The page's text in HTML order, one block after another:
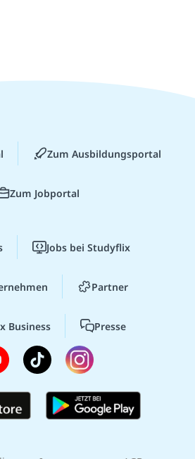
Zum Ausbildungsportal
Zum Jobportal
Jobs bei Studyflix
Partner
Business Presse